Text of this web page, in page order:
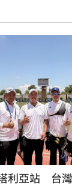
利亞站 台